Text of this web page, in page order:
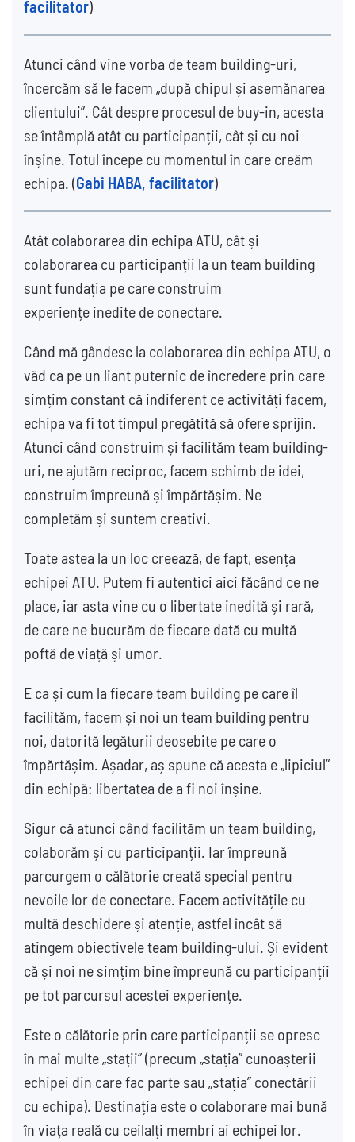
facilitator)
Atunci când vine vorba de team building-uri,
încercăm să le facem „după chipul și asemănarea
clientului”. Cât despre procesul de buy-in, acesta
se întâmplă atât cu participanții, cât și cu noi
înșine. Totul începe cu momentul în care creăm
echipa. (Gabi HABA, facilitator)
Atât colaborarea din echipa ATU, cât și
colaborarea cu participanții la un team building
sunt fundația pe care construim
experiențe inedite de conectare.
Când mă gândesc la colaborarea din echipa ATU, o
văd ca pe un liant puternic de încredere prin care
simțim constant că indiferent ce activități facem,
echipa va fi tot timpul pregătită să ofere sprijin.
Atunci când construim și facilităm team building-
uri, ne ajutăm reciproc, facem schimb de idei,
construim împreună și împărtășim. Ne
completăm și suntem creativi.
Toate astea la un loc creează, de fapt, esența
echipei ATU. Putem fi autentici aici făcând ce ne
place, iar asta vine cu o libertate inedită și rară,
de care ne bucurăm de fiecare dată cu multă
poftă de viață și umor.
E ca și cum la fiecare team building pe care îl
facilităm, facem și noi un team building pentru
noi, datorită legăturii deosebite pe care o
împărtășim. Așadar, aș spune că acesta e „lipiciul”
din echipă: libertatea de a fi noi înșine.
Sigur că atunci când facilităm un team building,
colaborăm și cu participanții. Iar împreună
parcurgem o călătorie creată special pentru
nevoile lor de conectare. Facem activitățile cu
multă deschidere și atenție, astfel încât să
atingem obiectivele team building-ului. Și evident
că și noi ne simțim bine împreună cu participanții
pe tot parcursul acestei experiențe.
Este o călătorie prin care participanții se opresc
în mai multe „stații” (precum „stația” cunoașterii
echipei din care fac parte sau „stația” conectării
cu echipa). Destinația este o colaborare mai bună
în viața reală cu ceilalți membri ai echipei lor.